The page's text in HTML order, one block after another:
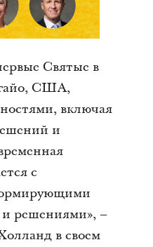
Святые в
США,
включая
и
с
решениями», –
в своем